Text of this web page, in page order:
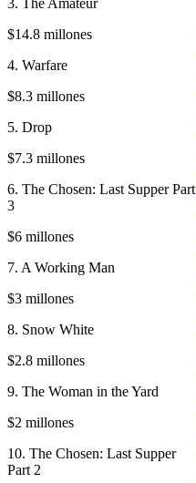
$14.8 millones
4. Warfare
$8.3 millones
5. Drop
$7.3 millones
6. The Chosen: Last Supper Part
3
$6 millones
7. A Working Man
$3 millones
8. Snow White
$2.8 millones
9. The Woman in the Yard
$2 millones
10. The Chosen: Last Supper
Part 2